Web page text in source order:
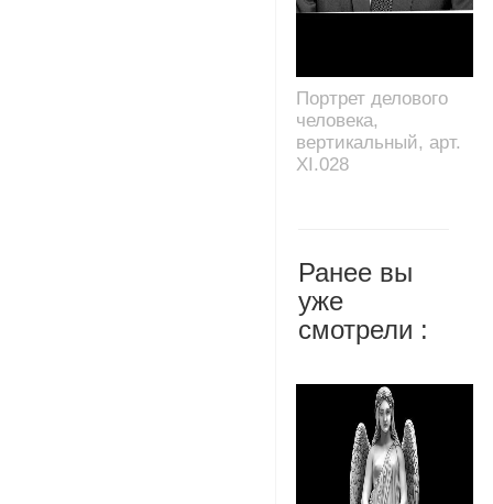
Портрет делового
человека,
вертикальный, арт.
XI.028
Ранее вы
уже
смотрели :